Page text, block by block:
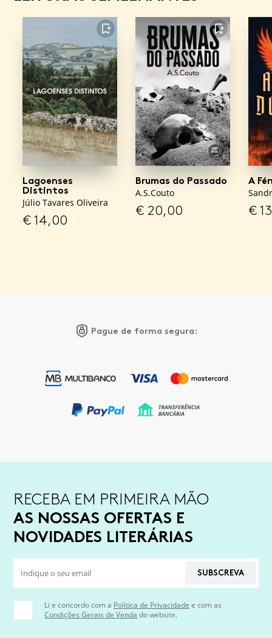
FAVORITO
Lagoenses
Distintos
Júlio Tavares Oliveira
€14,00
FAVORITO
Brumas do Passado
A.S.Couto
€ 20,00
A
€
Pague de forma segura:
RECEBA EM PRIMEIRA MÃO
AS NOSSAS OFERTAS E
NOVIDADES LITERÁRIAS
SUBSCREVA
Li e concordo com a Política de Privacidade e com as
Condições Gerais de Venda do website.